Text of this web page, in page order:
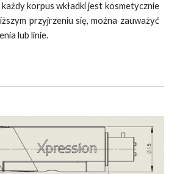
korpus wkładki jest kosmetycznie
przyjrzeniu się, można zauważyć
lub linie.